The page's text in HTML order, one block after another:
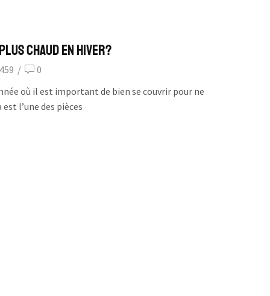
Chaud en Hiver?
/
0
où il est important de bien se couvrir pour ne
l’une des pièces